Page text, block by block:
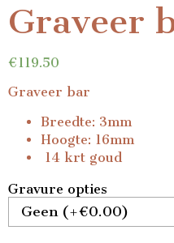
Graveer
€119.50
Graveer bar
Breedte: 3mm
Hoogte: 16mm
14 krt goud
Gravure opties